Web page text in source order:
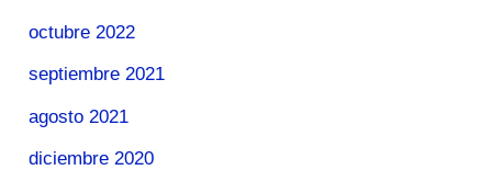
octubre 2022
septiembre 2021
agosto 2021
diciembre 2020